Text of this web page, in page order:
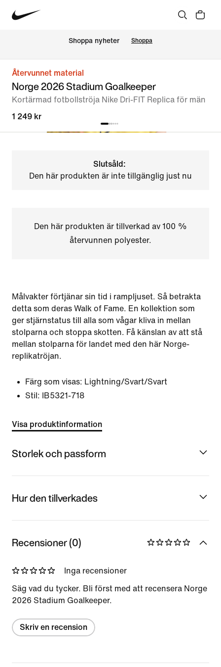
Shoppa nyheter Shoppa
Återvunnet material
Norge 2026 Stadium Goalkeeper
Kortärmad fotbollströja Nike Dri-FIT Replica för män
1 249 kr
Slutsåld:
Den här produkten är inte tillgänglig just nu
Den här produkten är tillverkad av 100 %
återvunnen polyester.
Målvakter förtjänar sin tid i rampljuset. Så betrakta
detta som deras Walk of Fame. En kollektion som
ger stjärnstatus till alla som vågar kliva in mellan
stolparna och stoppa skotten. Få känslan av att stå
mellan stolparna för landet med den här Norge-
replikatröjan.
Färg som visas: Lightning/Svart/Svart
Stil:
IB5321-718
Visa produktinformation
Storlek och passform
Hur den tillverkades
Recensioner (0)
Inga recensioner
Säg vad du tycker. Bli först med att recensera Norge
2026 Stadium Goalkeeper.
Skriv en recension